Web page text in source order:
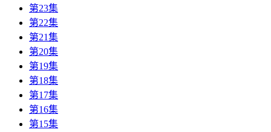
第23集
第22集
第21集
第20集
第19集
第18集
第17集
第16集
第15集